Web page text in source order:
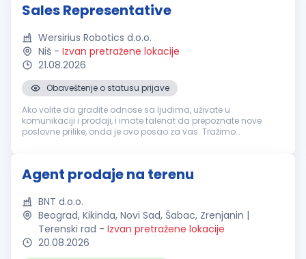
Sales Representative
Wersirius Robotics d.o.o.
Niš - Izvan pretražene lokacije
21.08.2026
Obaveštenje o statusu prijave
Ako volite da gradite odnose sa ljudima, uživate u
komunikaciji i prodaji, i imate talenat da prepoznate nove
poslovne prilike, onda je ovo posao za vas. Tražimo
Agent prodaje na terenu
BNT d.o.o.
Beograd, Kikinda, Novi Sad, Šabac, Zrenjanin |
Terenski rad - Izvan pretražene lokacije
20.08.2026